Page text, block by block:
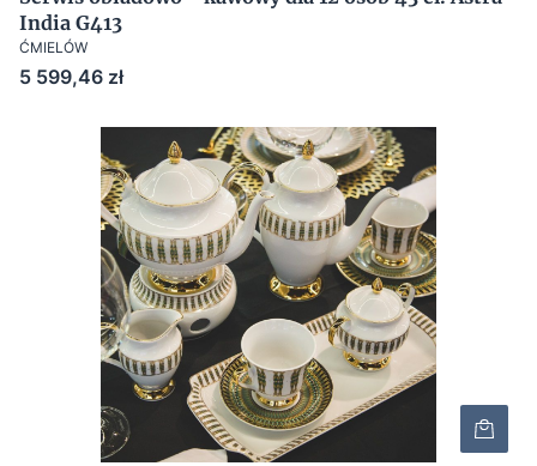
India G413
ĆMIELÓW
Cena
5 599,46 zł